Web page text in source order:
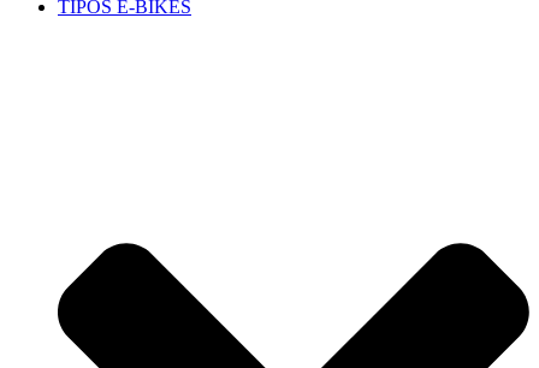
TIPOS E-BIKES